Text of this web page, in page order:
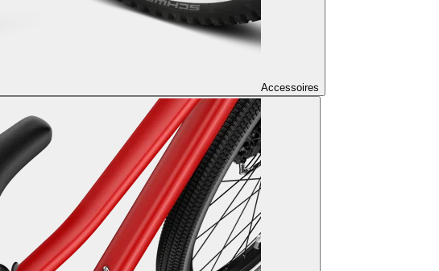
Accessoires